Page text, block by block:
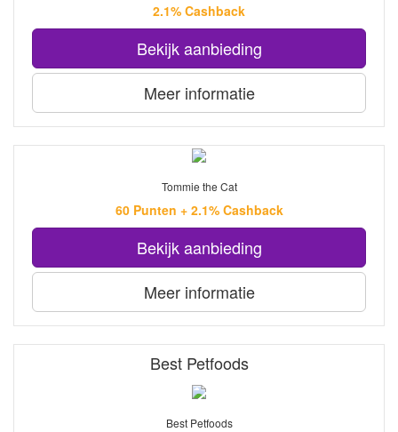
2.1% Cashback
Bekijk aanbieding
Meer informatie
Tommie the Cat
60 Punten + 2.1% Cashback
Bekijk aanbieding
Meer informatie
Best Petfoods
Best Petfoods